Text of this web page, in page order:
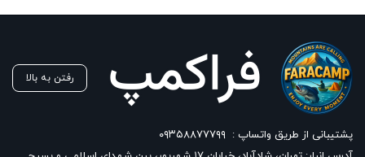
رفتن به بالا
پشتیبانی از طریق واتساپ : ۰۹۳۵۸۸۷۷۷۹۹